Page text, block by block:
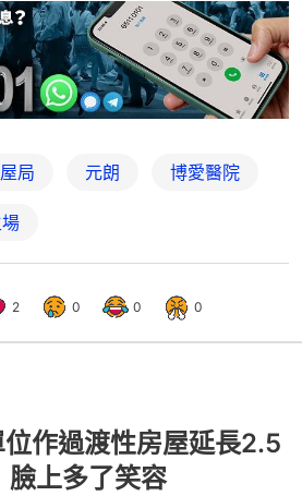
局 元朗 博愛醫院
2 0 0 0
作過渡性房屋延長2.5
上多了笑容